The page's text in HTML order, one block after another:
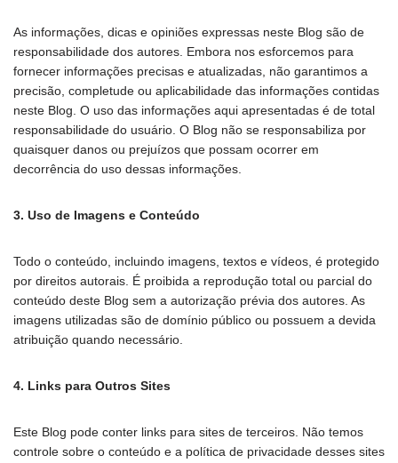
As informações, dicas e opiniões expressas neste Blog são de
responsabilidade dos autores. Embora nos esforcemos para
fornecer informações precisas e atualizadas, não garantimos a
precisão, completude ou aplicabilidade das informações contidas
neste Blog. O uso das informações aqui apresentadas é de total
responsabilidade do usuário. O Blog não se responsabiliza por
quaisquer danos ou prejuízos que possam ocorrer em
decorrência do uso dessas informações.
3. Uso de Imagens e Conteúdo
Todo o conteúdo, incluindo imagens, textos e vídeos, é protegido
por direitos autorais. É proibida a reprodução total ou parcial do
conteúdo deste Blog sem a autorização prévia dos autores. As
imagens utilizadas são de domínio público ou possuem a devida
atribuição quando necessário.
4. Links para Outros Sites
Este Blog pode conter links para sites de terceiros. Não temos
controle sobre o conteúdo e a política de privacidade desses sites